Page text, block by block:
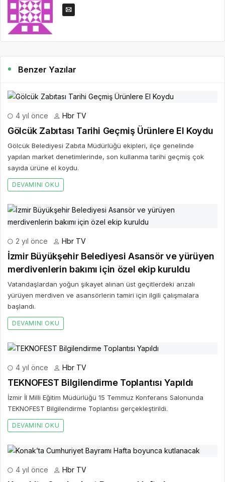
Benzer Yazılar
4 yıl önce Hbr TV
Gölcük Zabıtası Tarihi Geçmiş Ürünlere El Koydu
Gölcük Belediyesi Zabıta Müdürlüğü ekipleri, ilçe genelinde
yapılan market denetimlerinde, son kullanma tarihi geçmiş çok
sayıda ürüne el koydu.
DEVAMINI OKU
2 yıl önce Hbr TV
İzmir Büyükşehir Belediyesi Asansör ve yürüyen
merdivenlerin bakımı için özel ekip kuruldu
Vatandaşlardan yoğun şikayet alınan üst geçitlerdeki arızalı
yürüyen merdiven ve asansörlerin tamiri için ilgili çalışmalara
başlandı.
DEVAMINI OKU
4 yıl önce Hbr TV
TEKNOFEST Bilgilendirme Toplantısı Yapıldı
İzmir İl Milli Eğitim Müdürlüğü 15 Temmuz Konferans Salonunda
TEKNOFEST Bilgilendirme Toplantısı gerçekleştirildi.
DEVAMINI OKU
4 yıl önce Hbr TV